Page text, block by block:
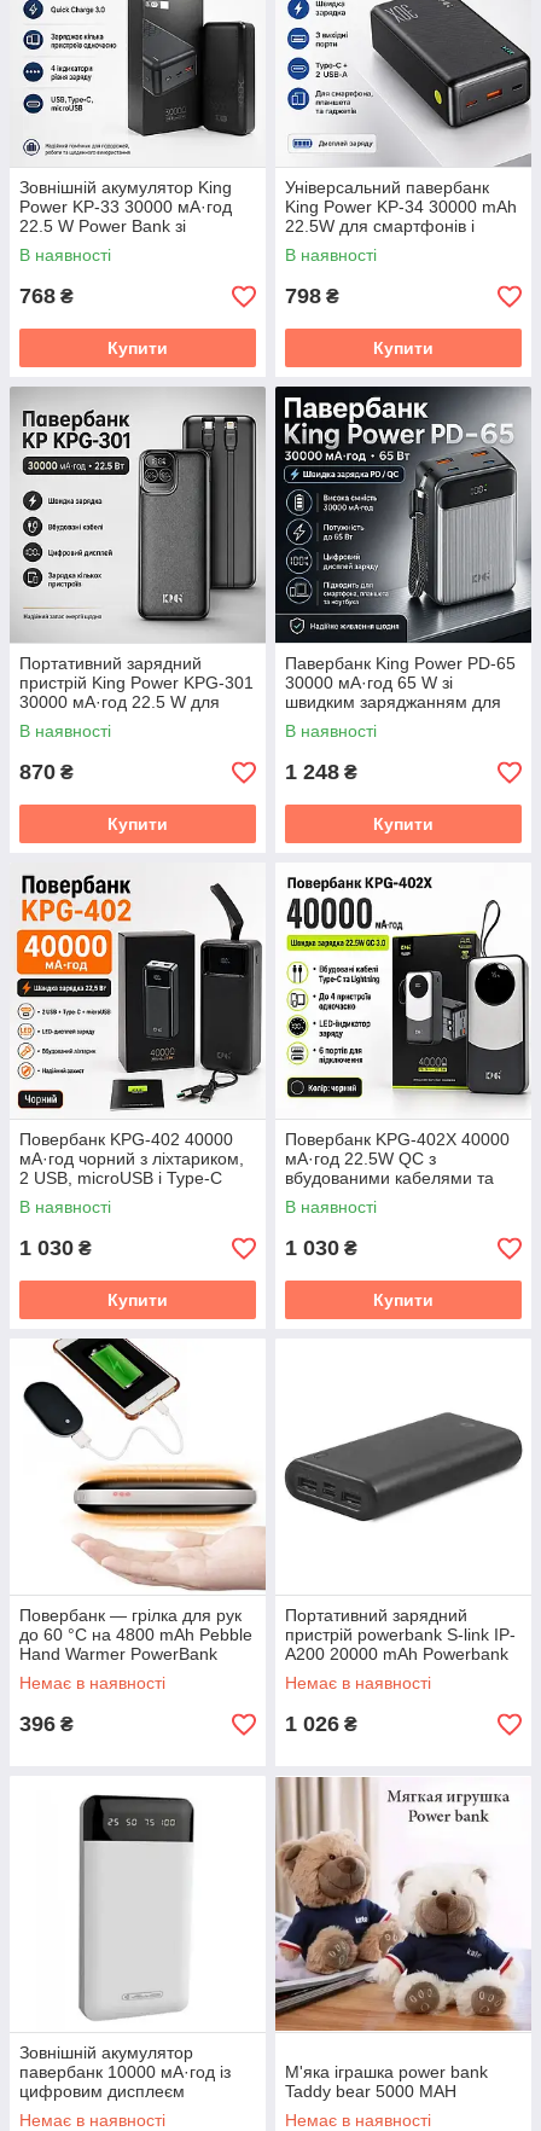
Зовнішній акумулятор King
Power KP-33 30000 мА·год
22.5 W Power Bank зі
швидким заряджанням
В наявності
768 ₴
Купити
Універсальний павербанк
King Power KP-34 30000 mAh
22.5W для смартфонів і
ґаджетів
В наявності
798 ₴
Купити
Портативний зарядний
пристрій King Power KPG-301
30000 мА·год 22.5 W для
подорожей і щоденного
використання
В наявності
870 ₴
Купити
Павербанк King Power PD-65
30000 мА·год 65 W зі
швидким заряджанням для
смартфона, планшета та
ноутбука
В наявності
1 248 ₴
Купити
Повербанк KPG-402 40000
мА·год чорний з ліхтариком,
2 USB, microUSB і Type-C
В наявності
1 030 ₴
Купити
Повербанк KPG-402X 40000
мА·год 22.5W QC з
вбудованими кабелями та
швидким заряджанням
В наявності
1 030 ₴
Купити
Повербанк — грілка для рук
до 60 °C на 4800 mAh Pebble
Hand Warmer PowerBank
колір рожеве золото
Немає в наявності
396 ₴
Портативний зарядний
пристрій powerbank S-link IP-
A200 20000 mAh Powerbank
Black
Немає в наявності
1 026 ₴
Зовнішній акумулятор
павербанк 10000 мА·год із
цифровим дисплеєм
Powerway TX10
Немає в наявності
М'яка іграшка power bank
Taddy bear 5000 MAH
Немає в наявності